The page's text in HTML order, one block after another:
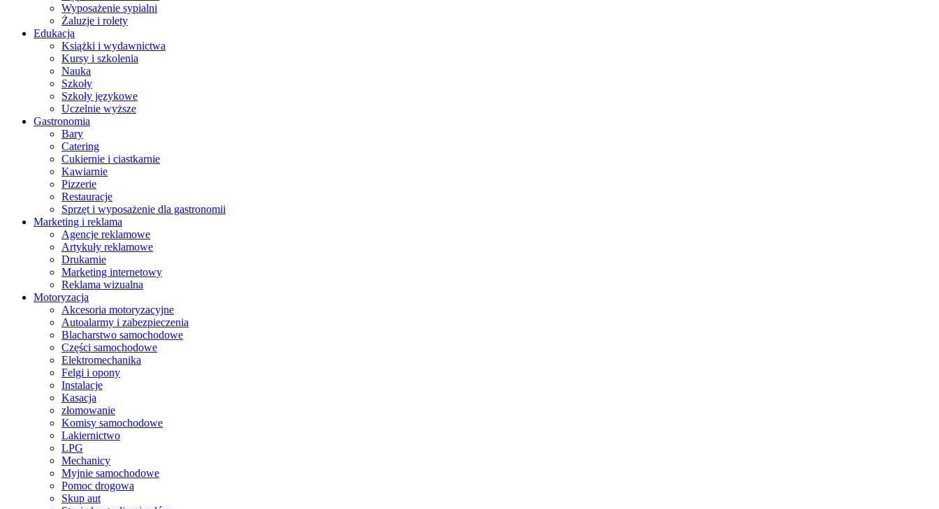
Wyposażenie sypialni
Żaluzje i rolety
Edukacja
Książki i wydawnictwa
Kursy i szkolenia
Nauka
Szkoły
Szkoły językowe
Uczelnie wyższe
Gastronomia
Bary
Catering
Cukiernie i ciastkarnie
Kawiarnie
Pizzerie
Restauracje
Sprzęt i wyposażenie dla gastronomii
Marketing i reklama
Agencje reklamowe
Artykuły reklamowe
Drukarnie
Marketing internetowy
Reklama wizualna
Motoryzacja
Akcesoria motoryzacyjne
Autoalarmy i zabezpieczenia
Blacharstwo samochodowe
Części samochodowe
Elektromechanika
Felgi i opony
Instalacje
Kasacja
złomowanie
Komisy samochodowe
Lakiernictwo
LPG
Mechanicy
Myjnie samochodowe
Pomoc drogowa
Skup aut